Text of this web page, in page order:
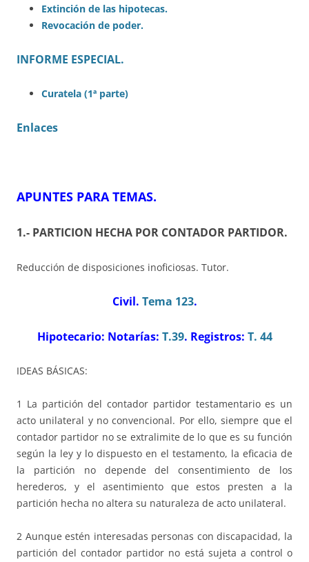
Extinción de las hipotecas.
Revocación de poder.
INFORME ESPECIAL.
Curatela (1ª parte)
Enlaces
APUNTES PARA TEMAS.
1.- PARTICION HECHA POR CONTADOR PARTIDOR.
Reducción de disposiciones inoficiosas. Tutor.
Civil. Tema 123.
Hipotecario: Notarías: T.39. Registros: T. 44
IDEAS BÁSICAS:
1 La partición del contador partidor testamentario es un
acto unilateral y no convencional. Por ello, siempre que el
contador partidor no se extralimite de lo que es su función
según la ley y lo dispuesto en el testamento, la eficacia de
la partición no depende del consentimiento de los
herederos, y el asentimiento que estos presten a la
partición hecha no altera su naturaleza de acto unilateral.
2 Aunque estén interesadas personas con discapacidad, la
partición del contador partidor no está sujeta a control o